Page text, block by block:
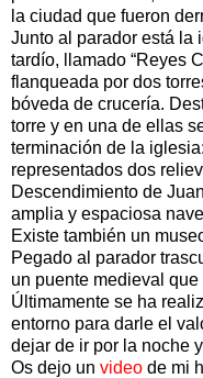
la ciudad que fueron
Junto al parador está la
tardío, llamado “Reyes
flanqueada por dos
bóveda de crucería.
torre y en una de ellas
terminación de la
representados dos
Descendimiento de
amplia y espaciosa
Existe también un
Pegado al parador
un puente medieval
Últimamente se ha
entorno para darle el
dejar de ir por la noche
Os dejo un video de mi